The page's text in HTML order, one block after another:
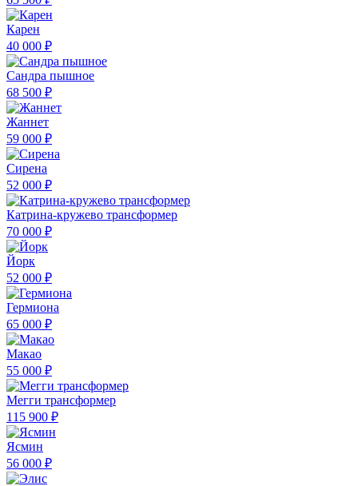
Карен
40 000 ₽
Сандра пышное
68 500 ₽
Жаннет
59 000 ₽
Сирена
52 000 ₽
Катрина-кружево трансформер
70 000 ₽
Йорк
52 000 ₽
Гермиона
65 000 ₽
Макао
55 000 ₽
Мегги трансформер
115 900 ₽
Ясмин
56 000 ₽